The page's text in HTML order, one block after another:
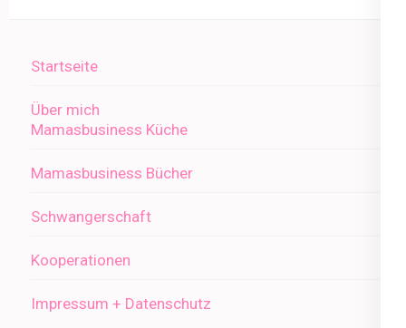
Startseite
Über mich
Mamasbusiness Küche
Mamasbusiness Bücher
Schwangerschaft
Kooperationen
Impressum + Datenschutz